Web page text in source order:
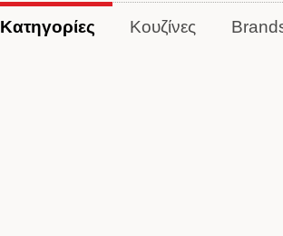
Κατηγορίες Κουζίνες